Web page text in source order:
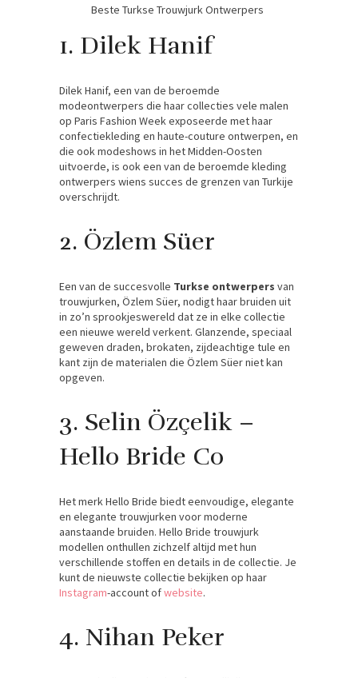
Beste Turkse Trouwjurk Ontwerpers
1. Dilek Hanif
Dilek Hanif, een van de beroemde
modeontwerpers die haar collecties vele malen
op Paris Fashion Week exposeerde met haar
confectiekleding en haute-couture ontwerpen, en
die ook modeshows in het Midden-Oosten
uitvoerde, is ook een van de beroemde kleding
ontwerpers wiens succes de grenzen van Turkije
overschrijdt.
2. Özlem Süer
Een van de succesvolle Turkse ontwerpers van
trouwjurken, Özlem Süer, nodigt haar bruiden uit
in zo’n sprookjeswereld dat ze in elke collectie
een nieuwe wereld verkent. Glanzende, speciaal
geweven draden, brokaten, zijdeachtige tule en
kant zijn de materialen die Özlem Süer niet kan
opgeven.
3. Selin Özçelik –
Hello Bride Co
Het merk Hello Bride biedt eenvoudige, elegante
en elegante trouwjurken voor moderne
aanstaande bruiden. Hello Bride trouwjurk
modellen onthullen zichzelf altijd met hun
verschillende stoffen en details in de collectie. Je
kunt de nieuwste collectie bekijken op haar
Instagram-account ofwebsite.
4. Nihan Peker